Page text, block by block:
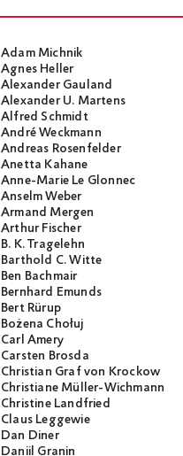
Adam Michnik
Agnes Heller
Alexander Gauland
Alexander U. Martens
Alfred Schmidt
André Weckmann
Andreas Rosenfelder
Anetta Kahane
Anne-Marie Le Glonnec
Anselm Weber
Armand Mergen
Arthur Fischer
B. K. Tragelehn
Barthold C. Witte
Ben Bachmair
Bernhard Emunds
Bert Rürup
Bożena Chołuj
Carl Amery
Carsten Brosda
Christian Graf von Krockow
Christiane Müller-Wichmann
Christine Landfried
Claus Leggewie
Dan Diner
Daniil Granin